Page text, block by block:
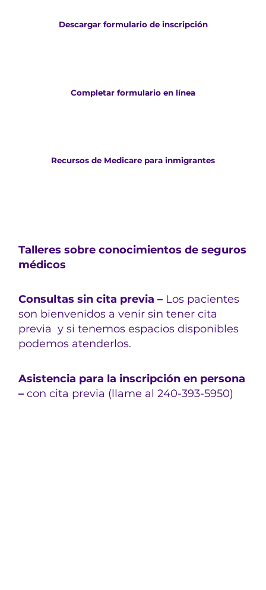
Download Enrollment Form (PDF)
Descargar formulario de inscripción
Completar formulario en línea
Recursos de Medicare para inmigrantes
Talleres sobre conocimientos de seguros
médicos
Consultas sin cita previa – Los pacientes
son bienvenidos a venir sin tener cita
previa y si tenemos espacios disponibles
podemos atenderlos.
Asistencia para la inscripción en persona
–con cita previa (llame al 240-393-5950)